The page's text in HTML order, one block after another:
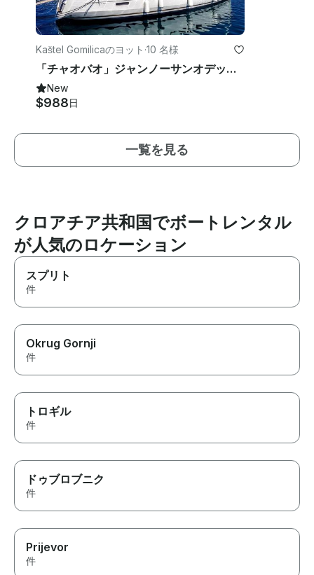
Kaštel Gomilicaのヨット ·10 名様
「チャオバオ」ジャンノーサンオデッセイ519セーリングヨットチャーター（クロアチア、カシュテルゴミリカ）
New
$988日
一覧を見る
クロアチア共和国でボートレンタル
が人気のロケーション
スプリト
件
Okrug Gornji
件
トロギル
件
ドゥブロブニク
件
Prijevor
件